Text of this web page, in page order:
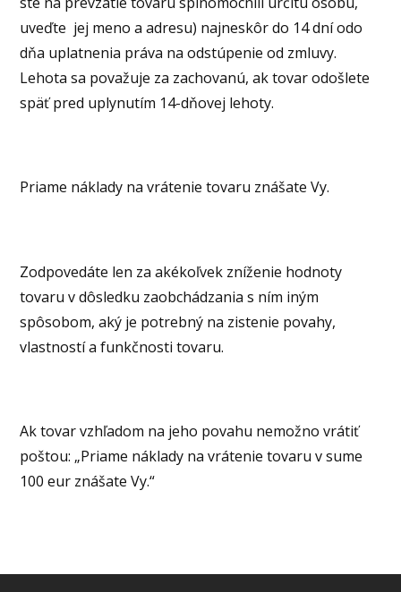
uveďte jej meno a adresu) najneskôr do 14 dní odo
dňa uplatnenia práva na odstúpenie od zmluvy.
Lehota sa považuje za zachovanú, ak tovar odošlete
späť pred uplynutím 14-dňovej lehoty.
Priame náklady na vrátenie tovaru znášate Vy.
Zodpovedáte len za akékoľvek zníženie hodnoty
tovaru v dôsledku zaobchádzania s ním iným
spôsobom, aký je potrebný na zistenie povahy,
vlastností a funkčnosti tovaru.
Ak tovar vzhľadom na jeho povahu nemožno vrátiť
poštou: „Priame náklady na vrátenie tovaru v sume
100 eur znášate Vy.“